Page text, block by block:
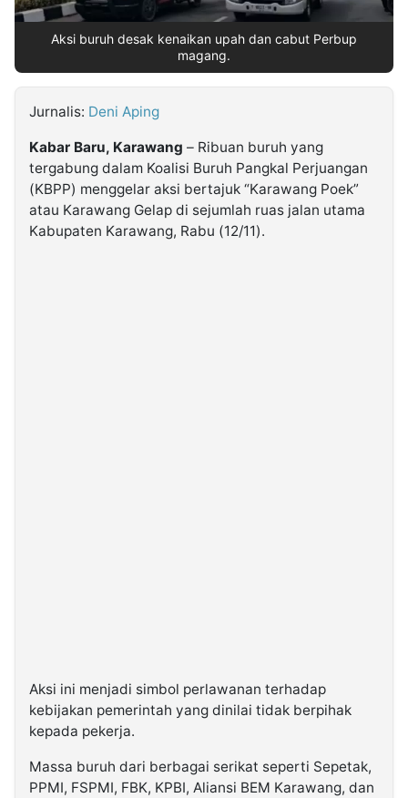
Follow
Kabarbaru
Aksi buruh desak kenaikan upah dan cabut Perbup
magang.
Jurnalis: Deni Aping
Kabar Baru, Karawang – Ribuan buruh yang
tergabung dalam Koalisi Buruh Pangkal Perjuangan
(KBPP) menggelar aksi bertajuk “Karawang Poek”
atau Karawang Gelap di sejumlah ruas jalan utama
Kabupaten Karawang, Rabu (12/11).
Aksi ini menjadi simbol perlawanan terhadap
kebijakan pemerintah yang dinilai tidak berpihak
kepada pekerja.
Massa buruh dari berbagai serikat seperti Sepetak,
PPMI, FSPMI, FBK, KPBI, Aliansi BEM Karawang, dan